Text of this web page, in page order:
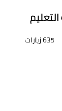
635 زيارات